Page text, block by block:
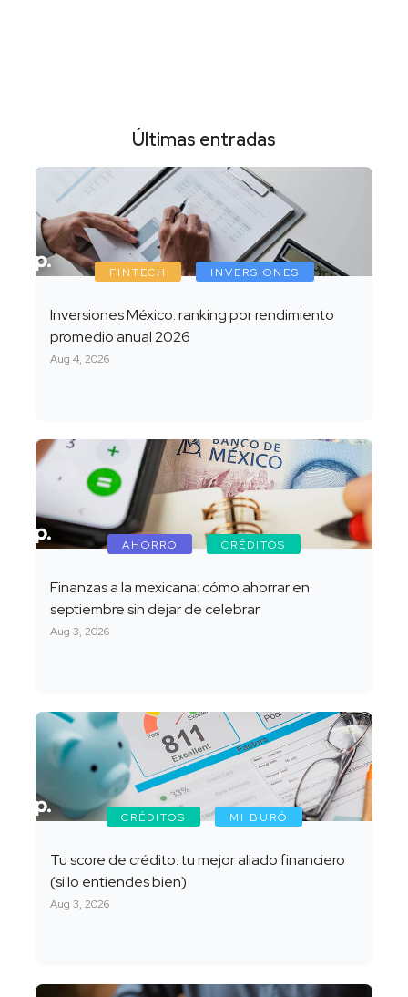
Últimas entradas
FINTECH INVERSIONES
Inversiones México: ranking por rendimiento
promedio anual 2026
Aug 4, 2026
AHORRO CRÉDITOS
Finanzas a la mexicana: cómo ahorrar en
septiembre sin dejar de celebrar
Aug 3, 2026
CRÉDITOS MI BURÓ
Tu score de crédito: tu mejor aliado financiero
(si lo entiendes bien)
Aug 3, 2026